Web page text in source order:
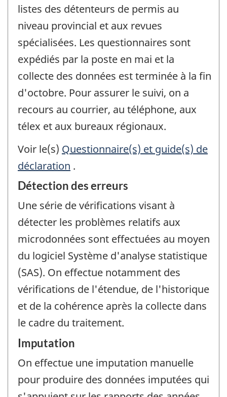
listes des détenteurs de permis au
niveau provincial et aux revues
spécialisées. Les questionnaires sont
expédiés par la poste en mai et la
collecte des données est terminée à la fin
d'octobre. Pour assurer le suivi, on a
recours au courrier, au téléphone, aux
télex et aux bureaux régionaux.
Voir le(s) Questionnaire(s) et guide(s) de
déclaration .
Détection des erreurs
Une série de vérifications visant à
détecter les problèmes relatifs aux
microdonnées sont effectuées au moyen
du logiciel Système d'analyse statistique
(SAS). On effectue notamment des
vérifications de l'étendue, de l'historique
et de la cohérence après la collecte dans
le cadre du traitement.
Imputation
On effectue une imputation manuelle
pour produire des données imputées qui